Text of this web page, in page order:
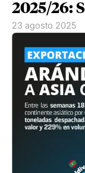
2025/26:
23 agosto 2025